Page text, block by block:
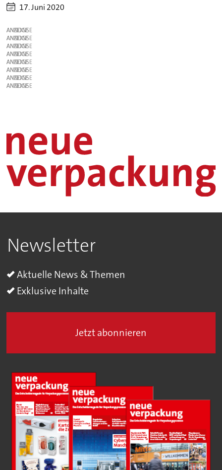
17. Juni 2020
ANZEIGE
ANZEIGE
ANZEIGE
ANZEIGE
ANZEIGE
ANZEIGE
ANZEIGE
ANZEIGE
Newsletter
Aktuelle News & Themen
Exklusive Inhalte
Jetzt abonnieren